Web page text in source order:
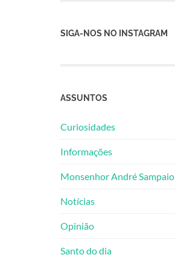
SIGA-NOS NO INSTAGRAM
ASSUNTOS
Curiosidades
Informações
Monsenhor André Sampaio
Notícias
Opinião
Santo do dia